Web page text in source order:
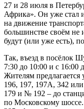
27 и 28 июля в
Африка». Он уже стал
на движение
большинстве своём не
будут (или уже есть),
Так, въезд в посёлок
7:30 до 10:00 и с 16:00
Жителям предлагается
196, 197, 197А, 342
179 и № 192 – до
по Московскому